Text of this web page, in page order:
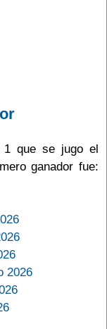
1 que se jugo el
ganador fue:
2026